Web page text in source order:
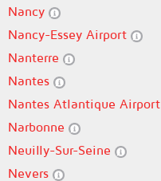
Nancy
Nancy-Essey Airport
Nanterre
Nantes
Nantes Atlantique Airport
Narbonne
Neuilly-Sur-Seine
Nevers